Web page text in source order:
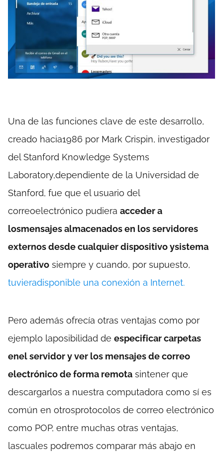
Una de las funciones clave de este desarrollo,
creado hacia1986 por Mark Crispin, investigador
del Stanford Knowledge Systems
Laboratory,dependiente de la Universidad de
Stanford, fue que el usuario del
correoelectrónico pudiera acceder a
losmensajes almacenados en los servidores
externos desde cualquier dispositivo ysistema
operativo siempre y cuando, por supuesto,
tuvieradisponible una conexión a Internet.
Pero además ofrecía otras ventajas como por
ejemplo laposibilidad de especificar carpetas
enel servidor y ver los mensajes de correo
electrónico de forma remota sintener que
descargarlos a nuestra computadora como sí es
común en otrosprotocolos de correo electrónico
como POP, entre muchas otras ventajas,
lascuales podremos comparar más abajo en